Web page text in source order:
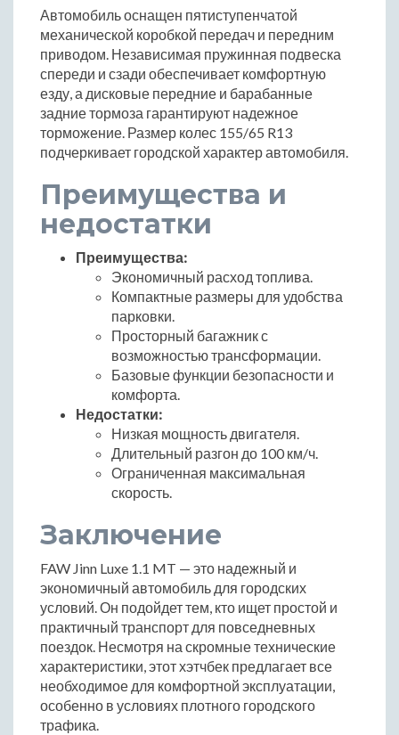
Автомобиль оснащен пятиступенчатой
механической коробкой передач и передним
приводом. Независимая пружинная подвеска
спереди и сзади обеспечивает комфортную
езду, а дисковые передние и барабанные
задние тормоза гарантируют надежное
торможение. Размер колес 155/65 R13
подчеркивает городской характер автомобиля.
Преимущества и
недостатки
Преимущества:
Экономичный расход топлива.
Компактные размеры для удобства
парковки.
Просторный багажник с
возможностью трансформации.
Базовые функции безопасности и
комфорта.
Недостатки:
Низкая мощность двигателя.
Длительный разгон до 100 км/ч.
Ограниченная максимальная
скорость.
Заключение
FAW Jinn Luxe 1.1 MT — это надежный и
экономичный автомобиль для городских
условий. Он подойдет тем, кто ищет простой и
практичный транспорт для повседневных
поездок. Несмотря на скромные технические
характеристики, этот хэтчбек предлагает все
необходимое для комфортной эксплуатации,
особенно в условиях плотного городского
трафика.